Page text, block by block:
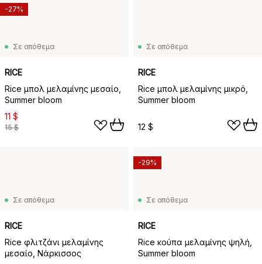
Σε απόθεμα
RICE
Rice μπολ μελαμίνης μεσαίο,
Summer bloom
11 $
15 $
-27%
Σε απόθεμα
RICE
Rice μπολ μελαμίνης μικρό,
Summer bloom
12 $
Σε απόθεμα
RICE
Rice φλιτζάνι μελαμίνης
μεσαίο, Νάρκισσος
Σε απόθεμα
RICE
Rice κούπα μελαμίνης ψηλή,
Summer bloom
-29%